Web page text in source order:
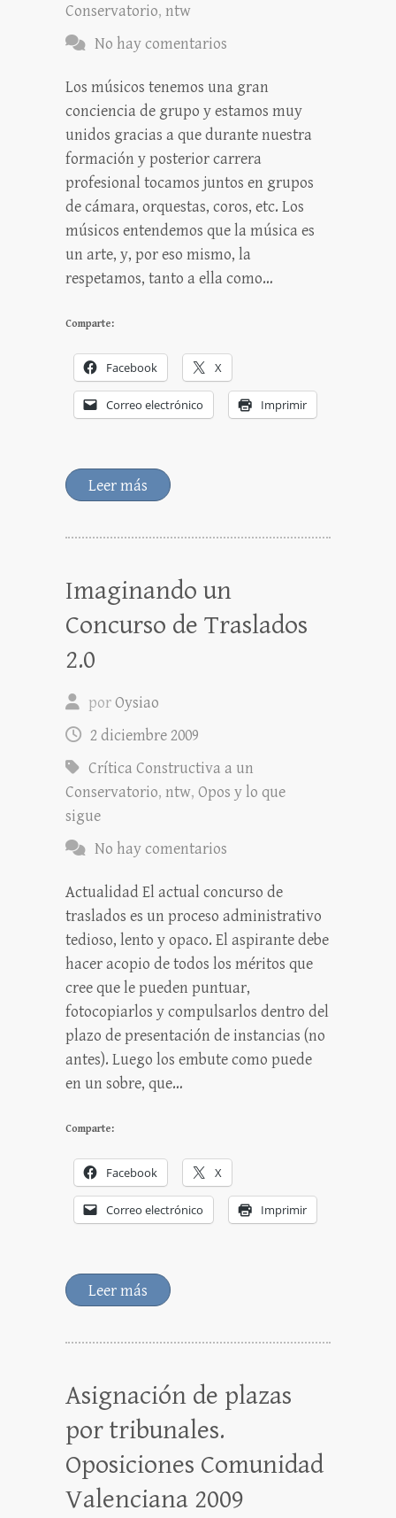
Conservatorio, ntw
No hay comentarios
Los músicos tenemos una gran
conciencia de grupo y estamos muy
unidos gracias a que durante nuestra
formación y posterior carrera
profesional tocamos juntos en grupos
de cámara, orquestas, coros, etc. Los
músicos entendemos que la música es
un arte, y, por eso mismo, la
respetamos, tanto a ella como…
Comparte:
Facebook X
Correo electrónico Imprimir
Leer más
Imaginando un
Concurso de Traslados
2.0
porOysiao
2 diciembre 2009
Crítica Constructiva a un
Conservatorio, ntw, Opos y lo que
sigue
No hay comentarios
Actualidad El actual concurso de
traslados es un proceso administrativo
tedioso, lento y opaco. El aspirante debe
hacer acopio de todos los méritos que
cree que le pueden puntuar,
fotocopiarlos y compulsarlos dentro del
plazo de presentación de instancias (no
antes). Luego los embute como puede
en un sobre, que…
Comparte:
Facebook X
Correo electrónico Imprimir
Leer más
Asignación de plazas
por tribunales.
Oposiciones Comunidad
Valenciana 2009